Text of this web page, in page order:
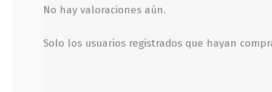
No hay valoraciones aún.
Solo los usuarios registrados que hayan